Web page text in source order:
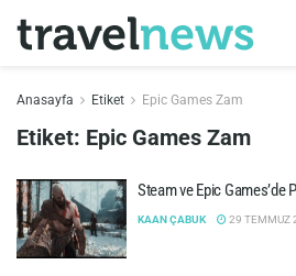
Anasayfa Etiket Epic Games Zam
Etiket: Epic Games Zam
Steam ve Epic Games’de
KAAN ÇABUK 29 TEMMUZ